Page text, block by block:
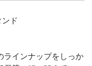
ド
ラインナップをしっか